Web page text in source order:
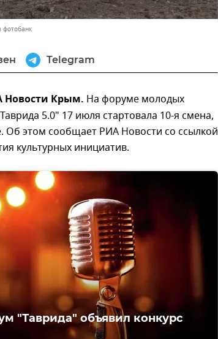
фотобанк
Telegram
Крым. На форуме молодых
5.0" 17 июля стартовала 10-я смена,
Об этом сообщает РИА Новости со ссылкой
культурных инициатив.
"Таврида" объявил конкурс